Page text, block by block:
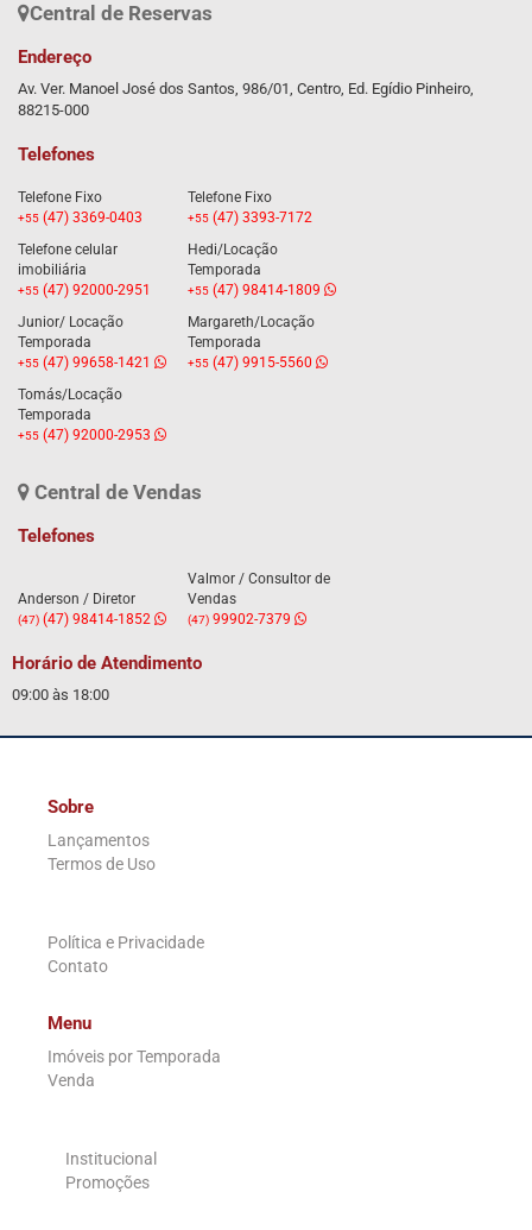
Central de Reservas
Endereço
Av. Ver. Manoel José dos Santos, 986/01, Centro, Ed. Egídio Pinheiro,
88215-000
Telefones
Telefone Fixo
+55 (47) 3369-0403
Telefone Fixo
+55(47) 3393-7172
Telefone celular
imobiliária
+55 (47) 92000-2951
Hedi/Locação
Temporada
+55(47) 98414-1809
Junior/ Locação
Temporada
+55 (47) 99658-1421
Margareth/Locação
Temporada
+55(47) 9915-5560
Tomás/Locação
Temporada
+55 (47) 92000-2953
Central de Vendas
Telefones
Anderson / Diretor
(47) (47) 98414-1852
Valmor / Consultor de
Vendas
(47)99902-7379
Horário de Atendimento
09:00 às 18:00
Sobre
Lançamentos
Termos de Uso
Política e Privacidade
Contato
Menu
Imóveis por Temporada
Venda
Institucional
Promoções